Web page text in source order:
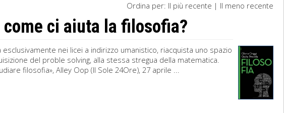
Ordina per: Il più recente | Il meno recente
ci aiuta la filosofia?
nei licei a indirizzo umanistico, riacquista uno spazio
del proble solving, alla stessa stregua della matematica.
filosofia», Alley Oop (Il Sole 24Ore), 27 aprile ...